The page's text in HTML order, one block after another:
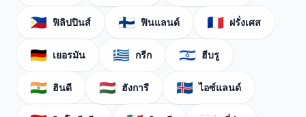
🇵🇭 ฟิลิปปินส์ 🇫🇮 ฟินแลนด์ 🇫🇷 ฝรั่งเศส
🇩🇪 เยอรมัน 🇬🇷 กรีก 🇮🇱 ฮีบรู
🇮🇳 ฮินดี 🇭🇺 ฮังการี 🇮🇸 ไอซ์แลนด์